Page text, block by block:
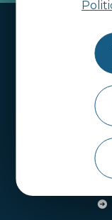
Agence de